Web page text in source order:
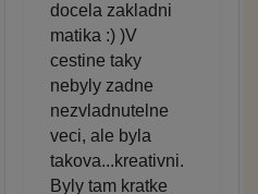
docela zakladni
matika :) )V
cestine taky
nebyly zadne
nezvladnutelne
veci, ale byla
takova...kreativni.
Byly tam kratke